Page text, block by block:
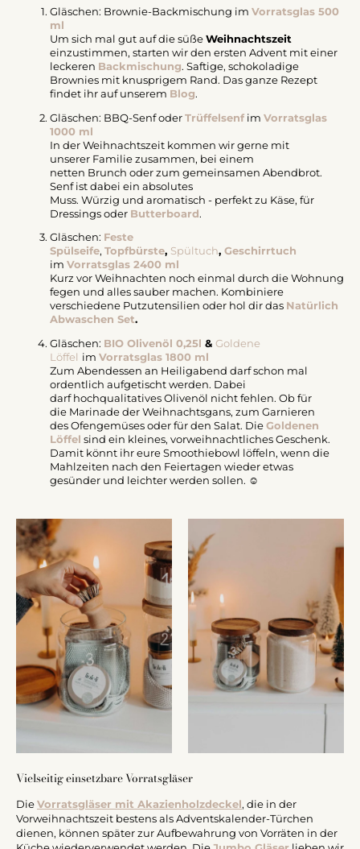
Gläschen: Brownie-Backmischung im Vorratsglas 500
ml
Um sich mal gut auf die süße Weihnachtszeit
einzustimmen, starten wir den ersten Advent mit einer
leckeren Backmischung. Saftige, schokoladige
Brownies mit knusprigem Rand. Das ganze Rezept
findet ihr auf unserem Blog.
Gläschen: BBQ-Senf oder Trüffelsenf im Vorratsglas
1000 ml
In der Weihnachtszeit kommen wir gerne mit
unserer Familie zusammen, bei einem
netten Brunch oder zum gemeinsamen Abendbrot.
Senf ist dabei ein absolutes
Muss. Würzig und aromatisch - perfekt zu Käse, für
Dressings oder Butterboard.
Gläschen: Feste
Spülseife, Topfbürste, Spültuch, Geschirrtuch
im Vorratsglas 2400 ml
Kurz vor Weihnachten noch einmal durch die Wohnung
fegen und alles sauber machen. Kombiniere
verschiedene Putzutensilien oder hol dir das Natürlich
Abwaschen Set.
Gläschen: BIO Olivenöl 0,25l & Goldene
Löffel
im Vorratsglas 1800 ml
Zum Abendessen an Heiligabend darf schon mal
ordentlich aufgetischt werden. Dabei
darf hochqualitatives Olivenöl nicht fehlen. Ob für
die Marinade der Weihnachtsgans, zum Garnieren
des Ofengemüses oder für den Salat. Die Goldenen
Löffel sind ein kleines, vorweihnachtliches Geschenk.
Damit könnt ihr eure Smoothiebowl löffeln, wenn die
Mahlzeiten nach den Feiertagen wieder etwas
gesünder und leichter werden sollen. ☺️
Vielseitig einsetzbare Vorratsgläser
Die Vorratsgläser mit Akazienholzdeckel, die in der
Vorweihnachtszeit bestens als Adventskalender-Türchen
dienen, können später zur Aufbewahrung von Vorräten in der